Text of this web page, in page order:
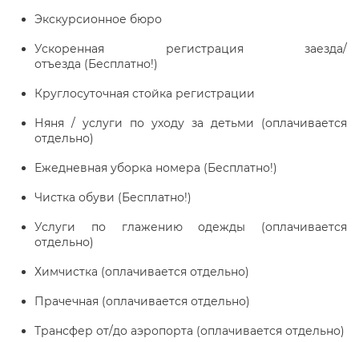
Экскурсионное бюро
Ускоренная регистрация заезда/
отъезда (Бесплатно!)
Круглосуточная стойка регистрации
Няня / услуги по уходу за детьми (оплачивается
отдельно)
Ежедневная уборка номера (Бесплатно!)
Чистка обуви (Бесплатно!)
Услуги по глажению одежды (оплачивается
отдельно)
Химчистка (оплачивается отдельно)
Прачечная (оплачивается отдельно)
Трансфер от/до аэропорта (оплачивается отдельно)